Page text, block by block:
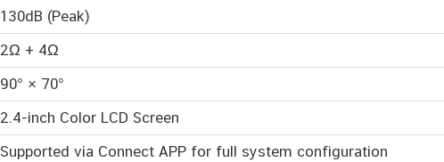
130dB (Peak)
2Ω + 4Ω
90° × 70°
2.4-inch Color LCD Screen
Supported via Connect APP for full system configuration